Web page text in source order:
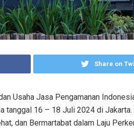
Share on
Usaha Jasa Pengamanan
tanggal 16 – 18 Juli 2024 di
dan Bermartabat dalam Laju